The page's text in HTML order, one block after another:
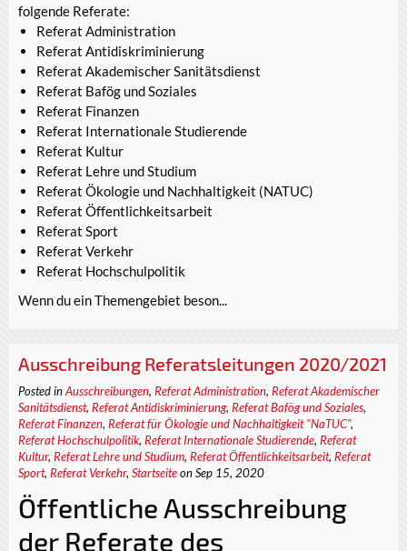
folgende Referate:
Referat Administration
Referat Antidiskriminierung
Referat Akademischer Sanitätsdienst
Referat Bafög und Soziales
Referat Finanzen
Referat Internationale Studierende
Referat Kultur
Referat Lehre und Studium
Referat Ökologie und Nachhaltigkeit (NATUC)
Referat Öffentlichkeitsarbeit
Referat Sport
Referat Verkehr
Referat Hochschulpolitik
Wenn du ein Themengebiet beson...
Ausschreibung Referatsleitungen 2020/2021
Posted inAusschreibungen, Referat Administration, Referat Akademischer
Sanitätsdienst, Referat Antidiskriminierung, Referat Bafög und Soziales,
Referat Finanzen, Referat für Ökologie und Nachhaltigkeit "NaTUC",
Referat Hochschulpolitik, Referat Internationale Studierende, Referat
Kultur, Referat Lehre und Studium, Referat Öffentlichkeitsarbeit, Referat
Sport, Referat Verkehr, Startseiteon Sep 15, 2020
Öffentliche Ausschreibung
der Referate des